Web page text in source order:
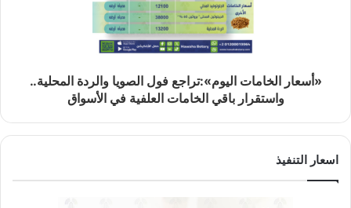
«أسعار الخامات اليوم»:تراجع فول الصويا والردة المحلية..
واستقرار باقي الخامات العلفية في الأسواق
اسعار التنفيذ